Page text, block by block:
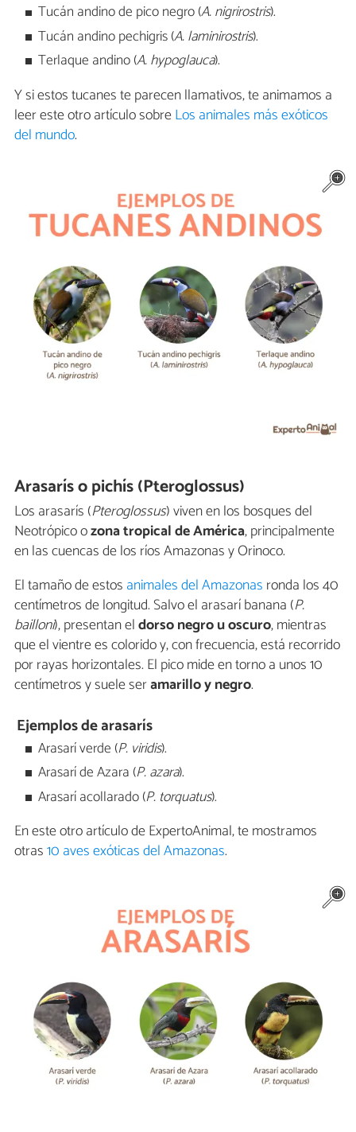
Tucán andino de pico negro (A. nigrirostris).
Tucán andino pechigris (A. laminirostris).
Terlaque andino (A. hypoglauca).
Y si estos tucanes te parecen llamativos, te animamos a
leer este otro artículo sobreLos animales más exóticos
del mundo.
Arasarís o pichís (Pteroglossus)
Los arasarís (Pteroglossus) viven en los bosques del
Neotrópico ozona tropical de América, principalmente
en las cuencas de los ríos Amazonas y Orinoco.
El tamaño de estos animales del Amazonas ronda los 40
centímetros de longitud. Salvo el arasarí banana (P.
bailloni), presentan eldorso negro u oscuro, mientras
que el vientre es colorido y, con frecuencia, está recorrido
por rayas horizontales. El pico mide en torno a unos 10
centímetros y suele seramarillo y negro.
Ejemplos de arasarís
Arasarí verde (P. viridis).
Arasarí de Azara (P. azara).
Arasarí acollarado (P. torquatus).
En este otro artículo de ExpertoAnimal, te mostramos
otras10 aves exóticas del Amazonas.